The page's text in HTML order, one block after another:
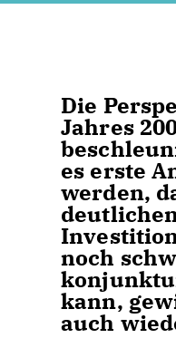
Die
Jahres
es erste
werden,
noch
kann,
auch